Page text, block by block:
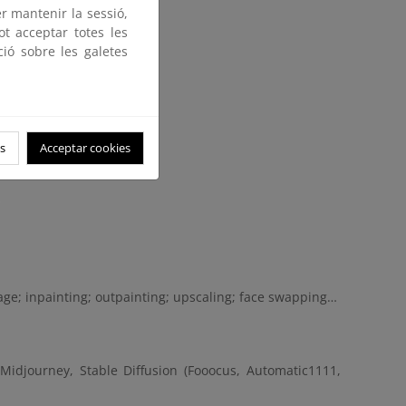
inpainting; outpainting; upscaling; face swapping…
Stable Diffusion (Fooocus, Automatic1111,
mantenir la sessió,
acceptar totes les
sobre les galetes
Acceptar cookies